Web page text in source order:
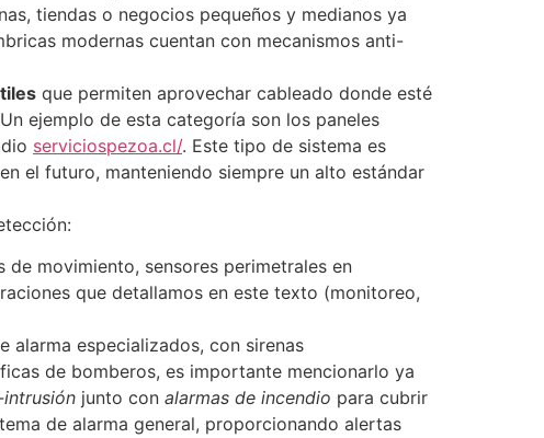
tiendas o negocios pequeños y medianos ya
modernas cuentan con mecanismos anti-
que permiten aprovechar cableado donde esté
ejemplo de esta categoría son los paneles
serviciospezoa.cl/​. Este tipo de sistema es
el futuro, manteniendo siempre un alto estándar
de movimiento, sensores perimetrales en
que detallamos en este texto (monitoreo,
alarma especializados, con sirenas
de bomberos, es importante mencionarlo ya
junto con alarmas de incendio para cubrir
de alarma general, proporcionando alertas